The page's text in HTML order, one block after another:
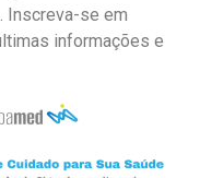
Inscreva-se em
informações e